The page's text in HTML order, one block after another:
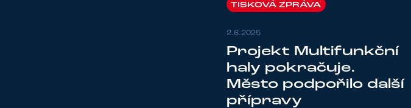
TISKOVÁ ZPRÁVA
2.6.2025
Projekt Multifunkční
haly pokračuje.
Město podpořilo další
přípravy